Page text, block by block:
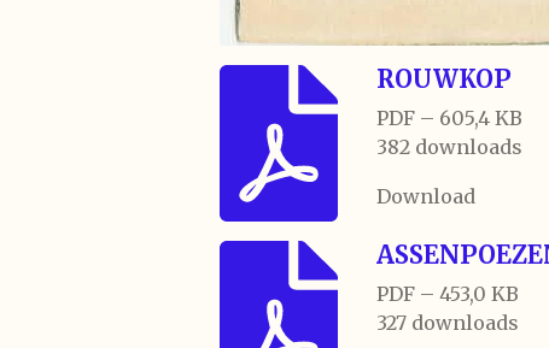
ROUWKOP
PDF – 605,4 KB
382 downloads
Download
PDF – 453,0 KB
327 downloads